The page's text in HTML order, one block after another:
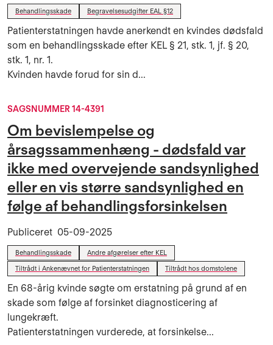
Behandlingsskade Begravelsesudgifter EAL §12
Patienterstatningen havde anerkendt en kvindes dødsfald
som en behandlingsskade efter KEL § 21, stk. 1, jf. § 20,
stk. 1, nr. 1.
Kvinden havde forud for sin d...
SAGSNUMMER 14-4391
Om bevislempelse og
årsagssammenhæng - dødsfald var
ikke med overvejende sandsynlighed
eller en vis større sandsynlighed en
følge af behandlingsforsinkelsen
Publiceret 05-09-2025
Behandlingsskade
Andre afgørelser efter KEL
Tiltrådt i Ankenævnet for Patienterstatningen
Tiltrådt hos domstolene
En 68-årig kvinde søgte om erstatning på grund af en
skade som følge af forsinket diagnosticering af
lungekræft.
Patienterstatningen vurderede, at forsinkelse...